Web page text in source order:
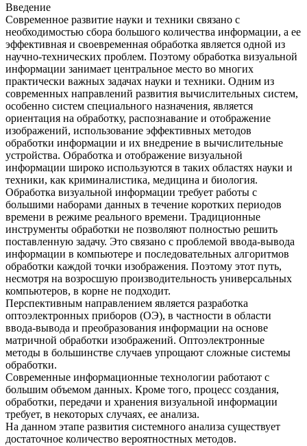
Введение
Современное развитие науки и техники связано с
необходимостью сбора большого количества информации, а ее
эффективная и своевременная обработка является одной из
научно-технических проблем. Поэтому обработка визуальной
информации занимает центральное место во многих
практически важных задачах науки и техники. Одним из
современных направлений развития вычислительных систем,
особенно систем специального назначения, является
ориентация на обработку, распознавание и отображение
изображений, использование эффективных методов
обработки информации и их внедрение в вычислительные
устройства. Обработка и отображение визуальной
информации широко используются в таких областях науки и
техники, как криминалистика, медицина и биология.
Обработка визуальной информации требует работы с
большими наборами данных в течение коротких периодов
времени в режиме реального времени. Традиционные
инструменты обработки не позволяют полностью решить
поставленную задачу. Это связано с проблемой ввода-вывода
информации в компьютере и последовательных алгоритмов
обработки каждой точки изображения. Поэтому этот путь,
несмотря на возросшую производительность универсальных
компьютеров, в корне не подходит.
Перспективным направлением является разработка
оптоэлектронных приборов (ОЭ), в частности в области
ввода-вывода и преобразования информации на основе
матричной обработки изображений. Оптоэлектронные
методы в большинстве случаев упрощают сложные системы
обработки.
Современные информационные технологии работают с
большим объемом данных. Кроме того, процесс создания,
обработки, передачи и хранения визуальной информации
требует, в некоторых случаях, ее анализа.
На данном этапе развития системного анализа существует
достаточное количество вероятностных методов.